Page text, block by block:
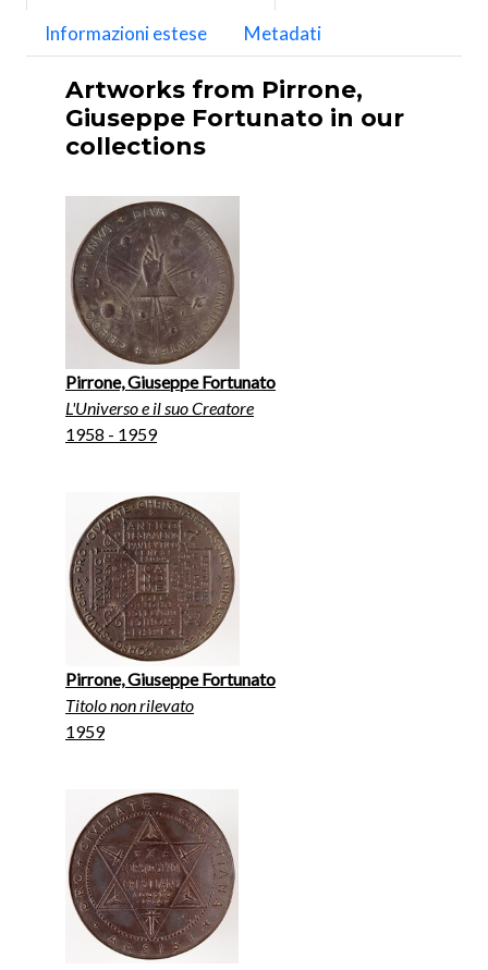
Informazioni estese
Metadati
Artworks from Pirrone,
Giuseppe Fortunato in our
collections
Pirrone, Giuseppe Fortunato
L'Universo e il suo Creatore
1958 - 1959
Pirrone, Giuseppe Fortunato
Titolo non rilevato
1959